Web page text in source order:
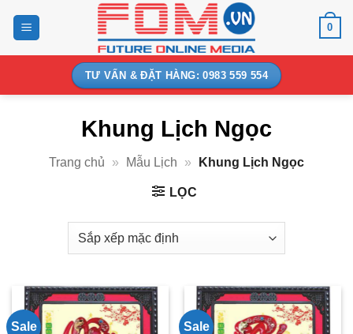
0
TƯ VẤN & ĐẶT HÀNG: 0983 559 554
Khung Lịch Ngọc
Trang chủ » Mẫu Lịch » Khung Lịch Ngọc
LỌC
Sale Sale